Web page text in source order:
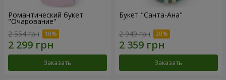
Романтический букет
"Очарование"
2 554 грн
Заказать
Букет "Санта-Ана"
2 949 грн
Заказать